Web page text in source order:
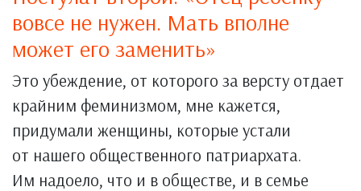
вовсе не нужен. Мать вполне
может его заменить»
Это убеждение, от которого за версту отдает
крайним феминизмом, мне кажется,
придумали женщины, которые устали
от нашего общественного патриархата.
Им надоело, что и в обществе, и в семье